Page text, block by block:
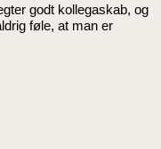
godt kollegaskab, og
føle, at man er